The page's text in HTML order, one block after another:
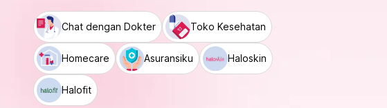
Chat dengan Dokter Toko Kesehatan
Homecare Asuransiku Haloskin
Halofit